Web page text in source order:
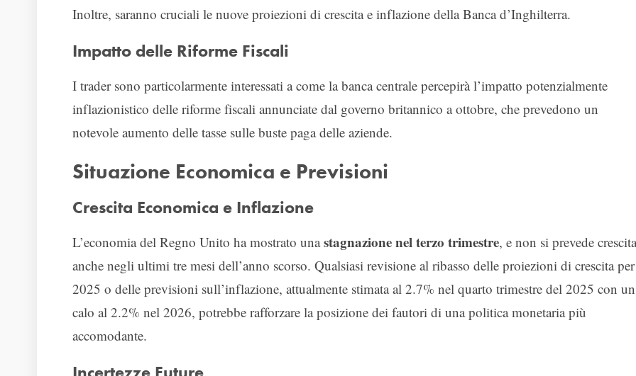
Inoltre, saranno cruciali le nuove proiezioni di crescita e inflazione della Banca d’Inghilterra.
Impatto delle Riforme Fiscali
I trader sono particolarmente interessati a come la banca centrale percepirà l’impatto potenzialmente
inflazionistico delle riforme fiscali annunciate dal governo britannico a ottobre, che prevedono un
notevole aumento delle tasse sulle buste paga delle aziende.
Situazione Economica e Previsioni
Crescita Economica e Inflazione
L’economia del Regno Unito ha mostrato unastagnazione nel terzo trimestre, e non si prevede crescita
anche negli ultimi tre mesi dell’anno scorso. Qualsiasi revisione al ribasso delle proiezioni di crescita
2025 o delle previsioni sull’inflazione, attualmente stimata al 2.7% nel quarto trimestre del 2025 con un
calo al 2.2% nel 2026, potrebbe rafforzare la posizione dei fautori di una politica monetaria più
accomodante.